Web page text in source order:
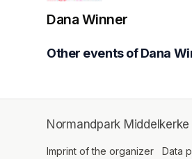
Dana Winner
Other events of Dana
Normandpark
Imprint of the organizer Data